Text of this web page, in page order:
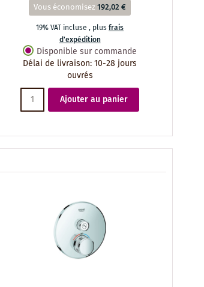
Vous économisez192,02 €
19% VAT incluse , plusfrais
d'expédition
Disponible sur commande
Délai de livraison:10-28 jours
ouvrés
Ajouter au panier